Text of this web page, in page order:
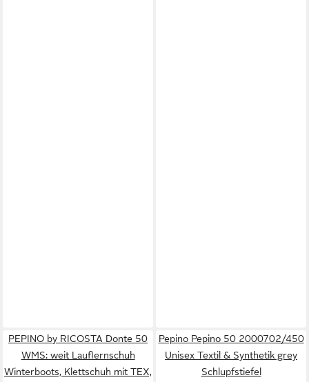
PEPINO by RICOSTA Donte 50
WMS: weit Lauflernschuh
Winterboots, Klettschuh mit TEX,
Pepino Pepino 50 2000702/450
Unisex Textil & Synthetik grey
Schlupfstiefel